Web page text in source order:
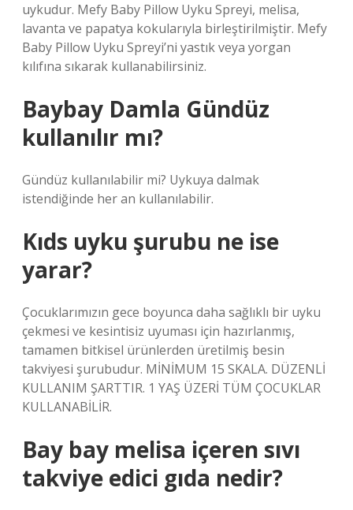
uykudur. Mefy Baby Pillow Uyku Spreyi, melisa,
lavanta ve papatya kokularıyla birleştirilmiştir. Mefy
Baby Pillow Uyku Spreyi’ni yastık veya yorgan
kılıfına sıkarak kullanabilirsiniz.
Baybay Damla Gündüz
kullanılır mı?
Gündüz kullanılabilir mi? Uykuya dalmak
istendiğinde her an kullanılabilir.
Kıds uyku şurubu ne ise
yarar?
Çocuklarımızın gece boyunca daha sağlıklı bir uyku
çekmesi ve kesintisiz uyuması için hazırlanmış,
tamamen bitkisel ürünlerden üretilmiş besin
takviyesi şurubudur. MİNİMUM 15 SKALA. DÜZENLİ
KULLANIM ŞARTTIR. 1 YAŞ ÜZERİ TÜM ÇOCUKLAR
KULLANABİLİR.
Bay bay melisa içeren sıvı
takviye edici gıda nedir?